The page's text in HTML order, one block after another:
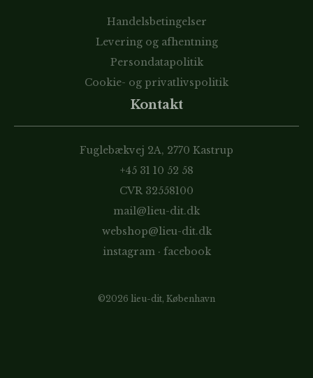
Handelsbetingelser
Levering og afhentning
Persondatapolitik
Cookie- og privatlivspolitik
Kontakt
Fuglebækvej 2A, 2770 Kastrup
+45 31 10 52 58
CVR 32558100
mail@lieu-dit.dk
webshop@lieu-dit.dk
instagram· facebook
©2026 lieu-dit, København